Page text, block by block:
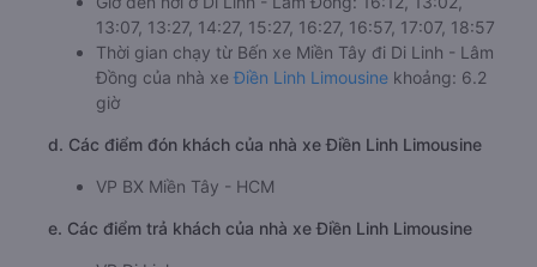
13:07, 13:27, 14:27, 15:27, 16:27, 16:57, 17:07, 18:57
Thời gian chạy từ Bến xe Miền Tây đi Di Linh - Lâm
Đồng của nhà xe Điền Linh Limousine khoảng: 6.2
giờ
d. Các điểm đón khách của nhà xe Điền Linh Limousine
VP BX Miền Tây - HCM
e. Các điểm trả khách của nhà xe Điền Linh Limousine